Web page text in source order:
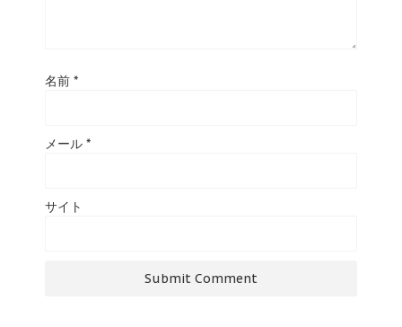
名前 *
メール *
サイト